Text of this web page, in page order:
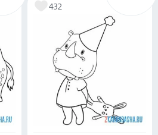
432